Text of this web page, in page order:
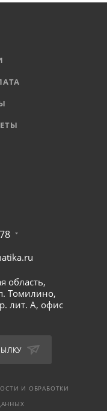
область,
Томилино,
лит. А, офис
И ОБРАБОТКИ